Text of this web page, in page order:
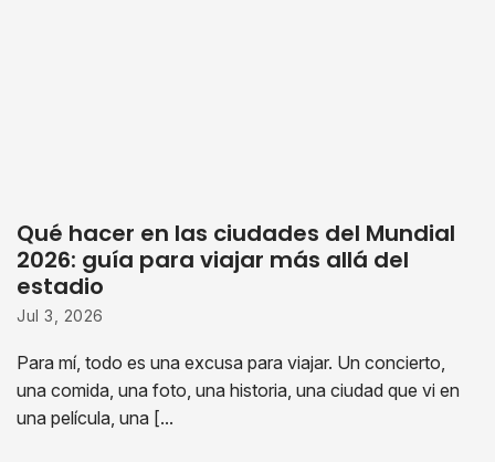
Qué hacer en las ciudades del Mundial
2026: guía para viajar más allá del
estadio
Jul 3, 2026
Para mí, todo es una excusa para viajar. Un concierto,
una comida, una foto, una historia, una ciudad que vi en
una película, una [...